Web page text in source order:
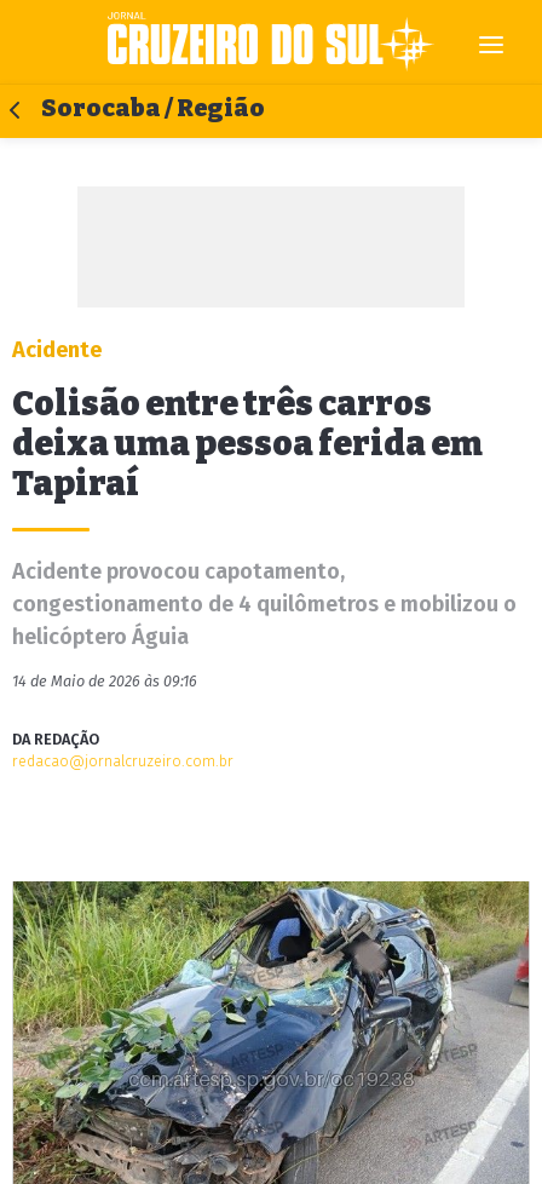
Sorocaba / Região
Acidente
Colisão entre três carros
deixa uma pessoa ferida em
Tapiraí
Acidente provocou capotamento,
congestionamento de 4 quilômetros e mobilizou o
helicóptero Águia
14 de Maio de 2026 às 09:16
DA REDAÇÃO
redacao@jornalcruzeiro.com.br